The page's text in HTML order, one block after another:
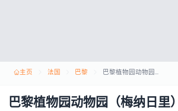
主页 法国 巴黎 巴黎植物园动物园（梅纳日里）
巴黎植物园动物园（梅纳日里）